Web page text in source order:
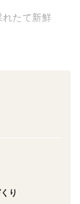
れたて新鮮
り